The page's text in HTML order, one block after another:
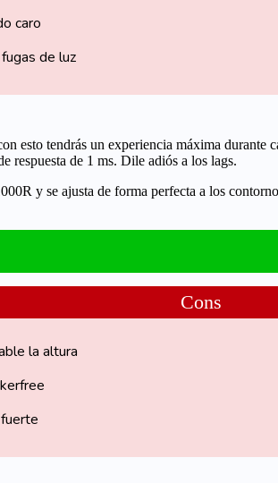
caro
de luz
esto tendrás un experiencia máxima durante
respuesta de 1 ms. Dile adiós a los lags.
y se ajusta de forma perfecta a los
Cons
la altura